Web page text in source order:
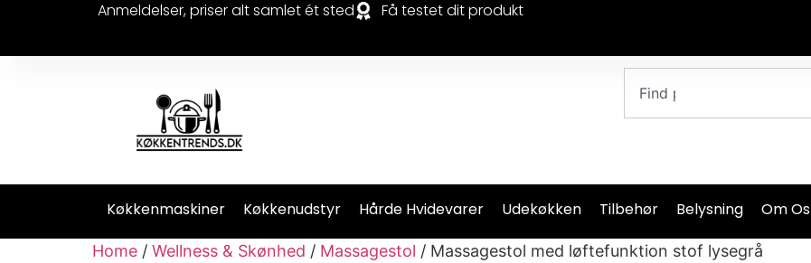
Anmeldelser, priser alt samlet ét sted Få testet dit produkt
Køkkenmaskiner Køkkenudstyr Hårde Hvidevarer Udekøkken Tilbehør Belysning Om Os
Home / Wellness & Skønhed / Massagestol / Massagestol med løftefunktion stof lysegrå